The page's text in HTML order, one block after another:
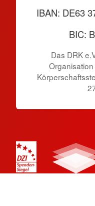
IBAN: DE63
BIC:
Das DRK